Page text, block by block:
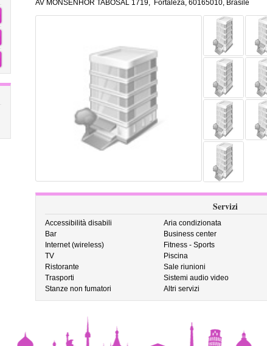
AV MONSENHOR TABOSAL 1719, Fortaleza, 60165010, Brasile
Servizi
Accessibilità disabili Aria condizionata
Bar
Business center
Internet (wireless)
Fitness - Sports
TV
Piscina
Ristorante
Sale riunioni
Trasporti
Sistemi audio video
Stanze non fumatori
Altri servizi